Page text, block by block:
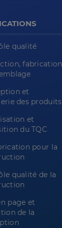
qualité
fabrication
et
des produits
et
du TQC
pour la
qualité de la
page et
de la